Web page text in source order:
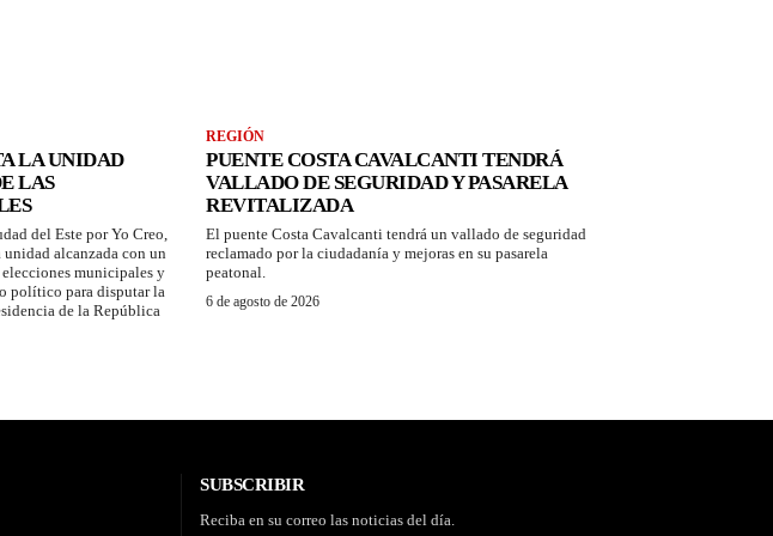
LA UNIDAD
LAS
del Este por Yo Creo,
alcanzada con un
municipales y
político para disputar la
de la República
REGIÓN
PUENTE COSTA CAVALCANTI TENDRÁ
VALLADO DE SEGURIDAD Y PASARELA
REVITALIZADA
El puente Costa Cavalcanti tendrá un vallado de seguridad
reclamado por la ciudadanía y mejoras en su pasarela
peatonal.
6 de agosto de 2026
SUBSCRIBIR
Reciba en su correo las noticias del día.